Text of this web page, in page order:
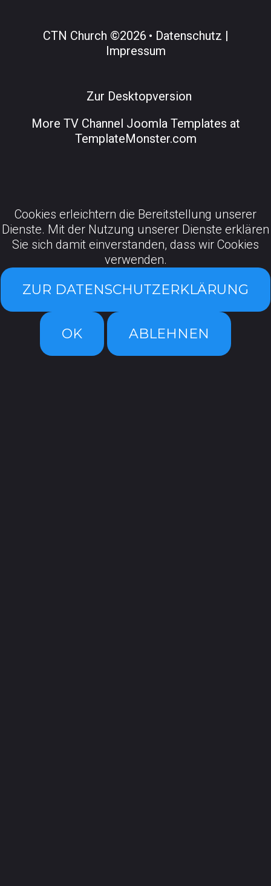
CTN Church ©2026
Datenschutz |
Impressum
Zur Desktopversion
More TV Channel Joomla Templates at
TemplateMonster.com
Cookies erleichtern die Bereitstellung unserer
Dienste. Mit der Nutzung unserer Dienste erklären
Sie sich damit einverstanden, dass wir Cookies
verwenden.
ZUR DATENSCHUTZERKLÄRUNG
OK ABLEHNEN